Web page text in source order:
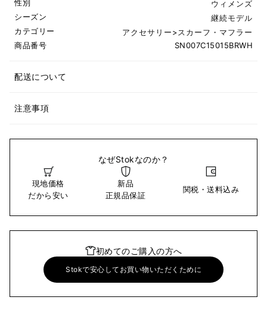
性別
ウィメンズ
シーズン
継続モデル
カテゴリー
アクセサリー>スカーフ・マフラー
商品番号
SN007C15015BRWH
配送について
注意事項
なぜStokなのか？
現地価格
だから安い
新品
正規品保証
関税・送料込み
初めてのご購入の方へ
Stokで安心してお買い物いただくために